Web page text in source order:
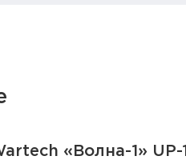
«Волна-1» UP-